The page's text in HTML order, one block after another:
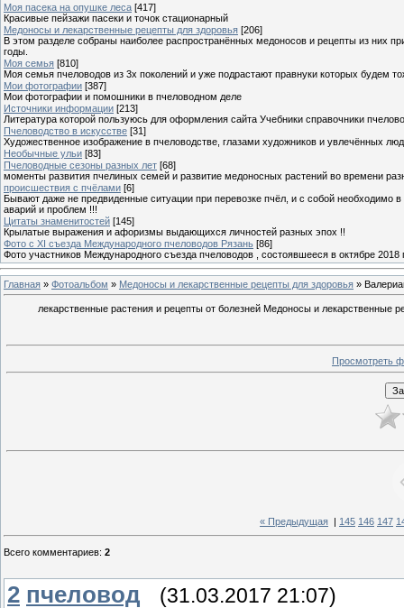
Моя пасека на опушке леса [417]
Красивые пейзажи пасеки и точок стационарный
Медоносы и лекарственные рецепты для здоровья [206]
В этом разделе собраны наиболее распространённых медоносов и рецепты из них
годы.
Моя семья [810]
Моя семья пчеловодов из 3х поколений и уже подрастают правнуки которых будем
Мои фотографии [387]
Мои фотографии и помошники в пчеловодном деле
Источники информации [213]
Литература которой пользуюсь для оформления сайта Учебники справочники
Пчеловодство в искусстве [31]
Художественное изображение в пчеловодстве, глазами художников и увлечённых
Необычные ульи [83]
Пчеловодные сезоны разных лет [68]
моменты развития пчелиных семей и развитие медоносных растений во времени
происшествия с пчёлами [6]
Бывают даже не предвиденные ситуации при перевозке пчёл, и с собой необходимо
аварий и проблем !!!
Цитаты знаменитостей [145]
Крылатые выражения и афоризмы выдающихся личностей разных эпох !!
Фото с XI съезда Международного пчеловодов Рязань [86]
Фото участников Международного съезда пчеловодов , состоявшееся в октябре 2018
Главная » Фотоальбом » Медоносы и лекарственные рецепты для здоровья »
лекарственные растения и рецепты от болезней Медоносы и лекарственные
Просмотреть
« Предыдущая 145 146 147
Всего комментариев: 2
2 пчеловод (31.03.2017 21:07)